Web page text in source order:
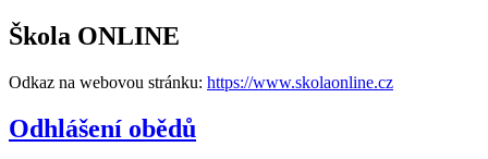
Škola ONLINE
Odkaz na webovou stránku: https://www.skolaonline.cz
Odhlášení obědů